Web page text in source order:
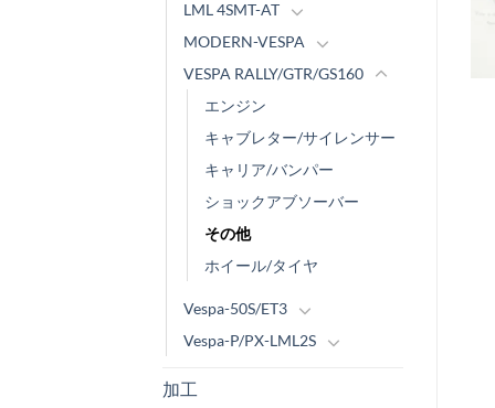
LML 4SMT-AT
MODERN-VESPA
VESPA RALLY/GTR/GS160
エンジン
キャブレター/サイレンサー
キャリア/バンパー
ショックアブソーバー
その他
ホイール/タイヤ
Vespa-50S/ET3
Vespa-P/PX-LML2S
加工